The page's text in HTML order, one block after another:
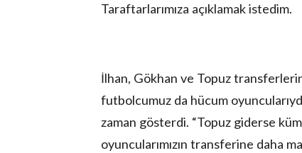
Taraftarlarımıza açıklamak istedim.
İlhan, Gökhan ve Topuz
futbolcumuz da hücum
zaman gösterdi. “Topuz giderse
oyuncularımızın transferine daha